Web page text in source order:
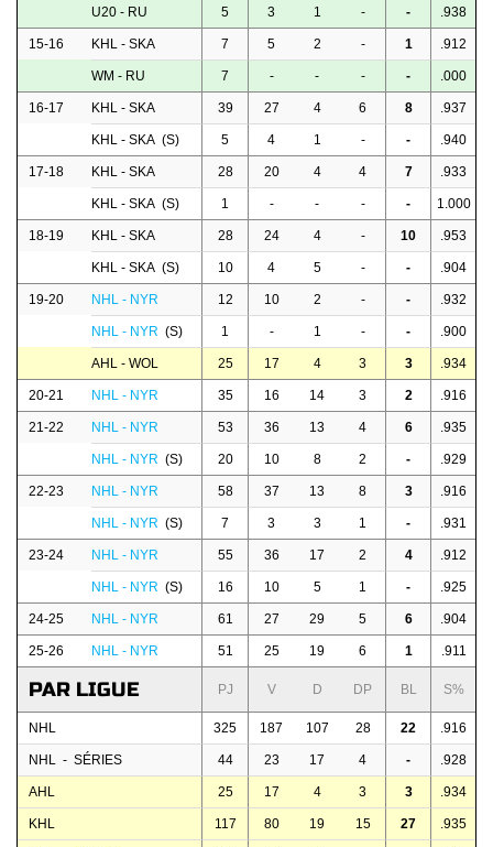
U20 - RU 5 3 1 - - .938
15-16 KHL - SKA 7 5 2 - 1 .912
WM - RU 7 - - - - .000
16-17 KHL - SKA 39 27 4 6 8 .937
KHL - SKA (S) 5 4 1 - - .940
17-18 KHL - SKA 28 20 4 4 7 .933
KHL - SKA (S) 1 - - - - 1.000
18-19 KHL - SKA 28 24 4 - 10 .953
KHL - SKA (S) 10 4 5 - - .904
19-20 NHL - NYR 12 10 2 - - .932
NHL - NYR (S) 1 - 1 - - .900
AHL - WOL 25 17 4 3 3 .934
20-21 NHL - NYR 35 16 14 3 2 .916
21-22 NHL - NYR 53 36 13 4 6 .935
NHL - NYR (S) 20 10 8 2 - .929
22-23 NHL - NYR 58 37 13 8 3 .916
NHL - NYR (S) 7 3 3 1 - .931
23-24 NHL - NYR 55 36 17 2 4 .912
NHL - NYR (S) 16 10 5 1 - .925
24-25 NHL - NYR 61 27 29 5 6 .904
25-26 NHL - NYR 51 25 19 6 1 .911
PAR LIGUE PJ V D DP BL S%
NHL 325 187 107 28 22 .916
NHL - SÉRIES 44 23 17 4 - .928
AHL 25 17 4 3 3 .934
KHL 117 80 19 15 27 .935